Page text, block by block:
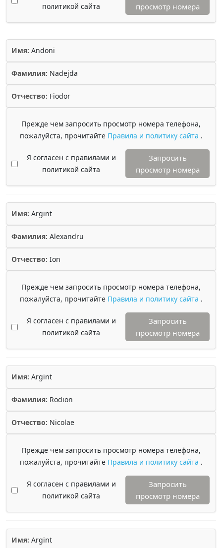
политикой сайта
просмотр номера
Имя: Andoni
Фамилия: Nadejda
Отчество: Fiodor
Прежде чем запросить просмотр номера телефона,
пожалуйста, прочитайте Правила и политику сайта .
Я согласен с правилами и
политикой сайта
Запросить
просмотр номера
Имя: Argint
Фамилия: Alexandru
Отчество: Ion
Прежде чем запросить просмотр номера телефона,
пожалуйста, прочитайте Правила и политику сайта .
Я согласен с правилами и
политикой сайта
Запросить
просмотр номера
Имя: Argint
Фамилия: Rodion
Отчество: Nicolae
Прежде чем запросить просмотр номера телефона,
пожалуйста, прочитайте Правила и политику сайта .
Я согласен с правилами и
политикой сайта
Запросить
просмотр номера
Имя: Argint